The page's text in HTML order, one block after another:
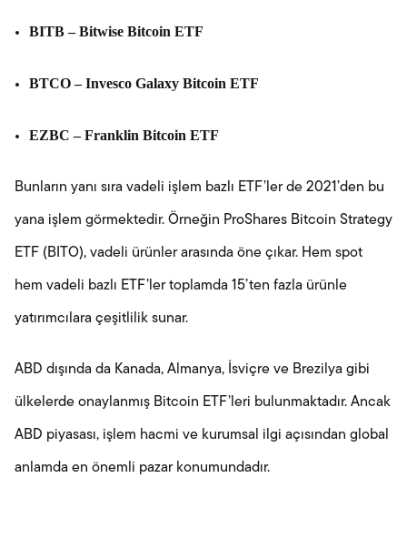
BITB – Bitwise Bitcoin ETF
BTCO – Invesco Galaxy Bitcoin ETF
EZBC – Franklin Bitcoin ETF
Bunların yanı sıra vadeli işlem bazlı ETF’ler de 2021’den bu
yana işlem görmektedir. Örneğin ProShares Bitcoin Strategy
ETF (BITO), vadeli ürünler arasında öne çıkar. Hem spot
hem vadeli bazlı ETF’ler toplamda 15’ten fazla ürünle
yatırımcılara çeşitlilik sunar.
ABD dışında da Kanada, Almanya, İsviçre ve Brezilya gibi
ülkelerde onaylanmış Bitcoin ETF’leri bulunmaktadır. Ancak
ABD piyasası, işlem hacmi ve kurumsal ilgi açısından global
anlamda en önemli pazar konumundadır.